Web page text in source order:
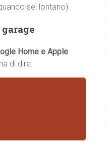
sei lontano).
Home e Apple
di dire: